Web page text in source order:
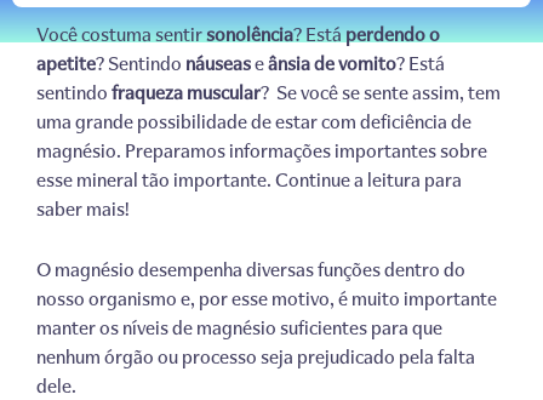
Você costuma sentirsonolência? Estáperdendo o
apetite? Sentindo náuseaseânsia de vomito? Está
sentindofraqueza muscular? Se você se sente assim, tem
uma grande possibilidade de estar com deficiência de
magnésio. Preparamos informações importantes sobre
esse mineral tão importante. Continue a leitura para
saber mais!
O magnésio desempenha diversas funções dentro do
nosso organismo e, por esse motivo, é muito importante
manter os níveis de magnésio suficientes para que
nenhum órgão ou processo seja prejudicado pela falta
dele.